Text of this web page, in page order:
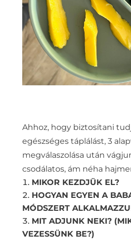
Ahhoz, hogy biztosítani
egészséges táplálást, 3
megválaszolása után
csodálatos, ám néha
MIKOR KEZDJÜK EL?
HOGYAN EGYEN A
MÓDSZERT
MIT ADJUNK NEKI?
VEZESSÜNK BE?)